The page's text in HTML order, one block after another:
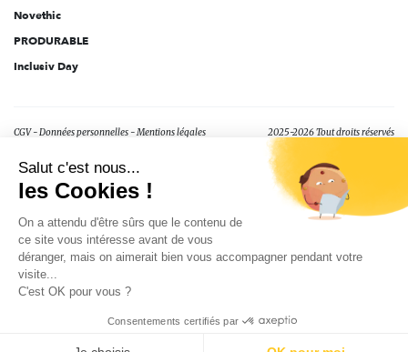
Novethic
PRODURABLE
Inclusiv Day
CGV Données personnelles Mentions légales 2025-2026 Tout droits réservés
Salut c'est nous...
les Cookies !
On a attendu d'être sûrs que le contenu de
ce site vous intéresse avant de vous
déranger, mais on aimerait bien vous accompagner pendant votre
visite...
C'est OK pour vous ?
Consentements certifiés par